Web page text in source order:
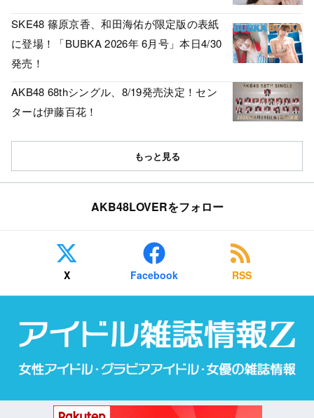
SKE48 篠原京香、和田海佑が限定版の表紙
に登場！「BUBKA 2026年 6月号」本日4/30
発売！
AKB48 68thシングル、8/19発売決定！セン
ターは伊藤百花！
もっと見る
AKB48LOVERをフォロー
X Facebook RSS